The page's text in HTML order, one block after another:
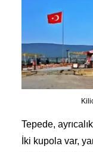
Tepede,
İki kupola var,